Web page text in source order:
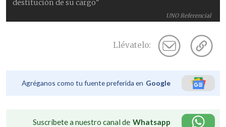
UNO Referencial
destitución de su cargo"
Llévatelo:
Agréganos como tu fuente preferida en Google
Suscríbete a nuestro canal de Whatsapp